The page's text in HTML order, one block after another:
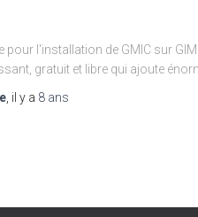
pour l'installation de GMIC sur
gratuit et libre qui ajoute
, il y a 8 ans